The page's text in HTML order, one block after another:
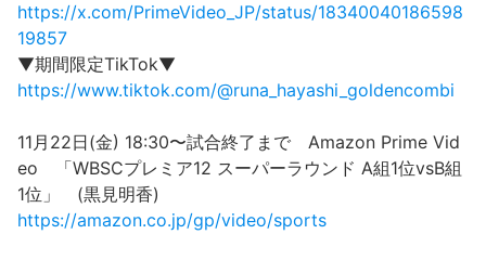
https://x.com/PrimeVideo_JP/status/18340040186598
19857
▼期間限定TikTok▼
https://www.tiktok.com/@runa_hayashi_goldencombi
11月22日(金) 18:30〜試合終了まで Amazon Prime Vid
eo 「WBSCプレミア12 スーパーラウンド A組1位vsB組
1位」 (黒見明香)
https://amazon.co.jp/gp/video/sports